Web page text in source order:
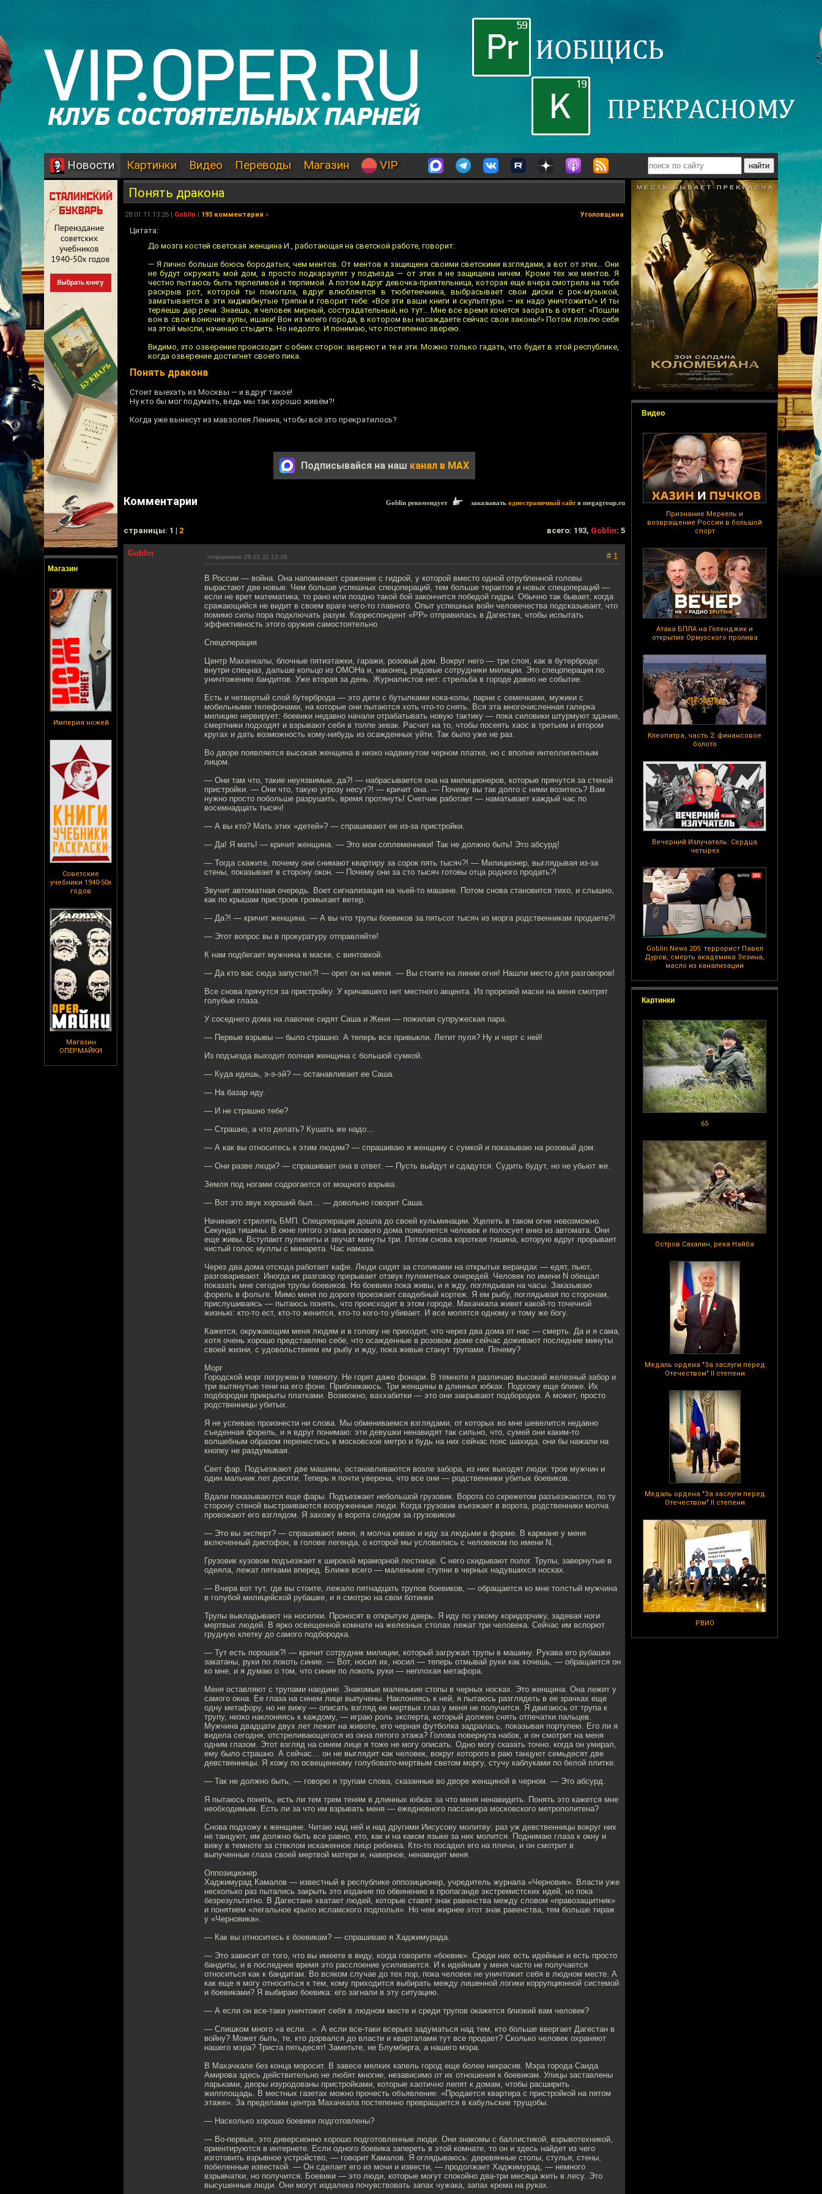
Новости Картинки Видео Переводы Магазин VIP
Магазин
Империя ножей
Советские
учебники 1940-50х
годов
Магазин
ОПЕРМАЙКИ
Видео
Признание Меркель и
возвращение России в большой
спорт
Атака БПЛА на Геленджик и
открытие Ормузского пролива
Клеопатра, часть 2: финансовое
болото
Вечерний Излучатель: Сердца
четырех
Goblin News 205: террорист Павел
Дуров, смерть академика Зезина,
масло из канализации
Картинки
65
Остров Сахалин, река Найба
Медаль ордена "За заслуги перед
Отечеством" II степени
Медаль ордена "За заслуги перед
Отечеством" II степени
РВИО
Понять дракона
28.01.11 13:26 | Goblin | 193 комментария » Уголовщина
Цитата:
До мозга костей светская женщина И., работающая на светской работе, говорит:
— Я лично больше боюсь бородатых, чем ментов. От ментов я защищена своими светскими взглядами, а вот от этих… Они
не будут окружать мой дом, а просто подкараулят у подъезда — от этих я не защищена ничем. Кроме тех же ментов. Я
честно пытаюсь быть терпеливой и терпимой. А потом вдруг девочка-приятельница, которая еще вчера смотрела на тебя
раскрыв рот, которой ты помогала, вдруг влюбляется в тюбетеечника, выбрасывает свои диски с рок-музыкой,
заматывается в эти хиджабнутые тряпки и говорит тебе: «Все эти ваши книги и скульптуры — их надо уничтожить!» И ты
теряешь дар речи. Знаешь, я человек мирный, сострадательный, но тут... Мне все время хочется заорать в ответ: «Пошли
вон в свои вонючие аулы, ишаки! Вон из моего города, в котором вы насаждаете сейчас свои законы!» Потом ловлю себя
на этой мысли, начинаю стыдить. Но недолго. И понимаю, что постепенно зверею.
Видимо, это озверение происходит с обеих сторон: звереют и те и эти. Можно только гадать, что будет в этой республике,
когда озверение достигнет своего пика.
Понять дракона
Стоит выехать из Москвы — и вдруг такое!
Ну кто бы мог подумать, ведь мы так хорошо живём?!
Когда уже вынесут из мавзолея Ленина, чтобы всё это прекратилось?
Подписывайся на наш канал в MAX
Комментарии Goblin рекомендует заказывать одностраничный сайтв megagroup.ru
cтраницы: 1 | 2 всего: 193, Goblin: 5
Goblin отправлено 28.01.11 13:26 # 1
В России — война. Она напоминает сражение с гидрой, у которой вместо одной отрубленной головы
вырастают две новые. Чем больше успешных спецопераций, тем больше терактов и новых спецопераций —
если не врет математика, то рано или поздно такой бой закончится победой гидры. Обычно так бывает, когда
сражающийся не видит в своем враге чего-то главного. Опыт успешных войн человечества подсказывает, что
помимо силы пора подключать разум. Корреспондент «РР» отправилась в Дагестан, чтобы испытать
эффективность этого оружия самостоятельно
Спецоперация
Центр Махачкалы, блочные пятиэтажки, гаражи, розовый дом. Вокруг него — три слоя, как в бутерброде:
внутри спецназ, дальше кольцо из ОМОНа и, наконец, рядовые сотрудники милиции. Это спецоперация по
уничтожению бандитов. Уже вторая за день. Журналистов нет: стрельба в городе давно не событие.
Есть и четвертый слой бутерброда — это дети с бутылками кока-колы, парни с семечками, мужики с
мобильными телефонами, на которые они пытаются хоть что-то снять. Вся эта многочисленная галерка
милицию нервирует: боевики недавно начали отрабатывать новую тактику — пока силовики штурмуют здание,
смертники подходят и взрывают себя в толпе зевак. Расчет на то, чтобы посеять хаос в третьем и втором
кругах и дать возможность кому-нибудь из осажденных уйти. Так было уже не раз.
Во дворе появляется высокая женщина в низко надвинутом черном платке, но с вполне интеллигентным
лицом.
— Они там что, такие неуязвимые, да?! — набрасывается она на милиционеров, которые прячутся за стеной
пристройки. — Они что, такую угрозу несут?! — кричит она. — Почему вы так долго с ними возитесь? Вам
нужно просто побольше разрушить, время протянуть! Счетчик работает — наматывает каждый час по
восемнадцать тысяч!
— А вы кто? Мать этих «детей»? — спрашивают ее из-за пристройки.
— Да! Я мать! — кричит женщина. — Это мои соплеменники! Так не должно быть! Это абсурд!
— Тогда скажите, почему они снимают квартиру за сорок пять тысяч?! — Милиционер, выглядывая из-за
стены, показывает в сторону окон. — Почему они за сто тысяч готовы отца родного продать?!
Звучит автоматная очередь. Воет сигнализация на чьей-то машине. Потом снова становится тихо, и слышно,
как по крышам пристроек громыхает ветер.
— Да?! — кричит женщина. — А вы что трупы боевиков за пятьсот тысяч из морга родственникам продаете?!
— Этот вопрос вы в прокуратуру отправляйте!
К нам подбегает мужчина в маске, с винтовкой.
— Да кто вас сюда запустил?! — орет он на меня. — Вы стоите на линии огня! Нашли место для разговоров!
Все снова прячутся за пристройку. У кричавшего нет местного акцента. Из прорезей маски на меня смотрят
голубые глаза.
У соседнего дома на лавочке сидят Саша и Женя — пожилая супружеская пара.
— Первые взрывы — было страшно. А теперь все привыкли. Летит пуля? Ну и черт с ней!
Из подъезда выходит полная женщина с большой сумкой.
— Куда идешь, э-э-эй? — останавливает ее Саша.
— На базар иду.
— И не страшно тебе?
— Страшно, а что делать? Кушать же надо…
— А как вы относитесь к этим людям? — спрашиваю я женщину с сумкой и показываю на розовый дом.
— Они разве люди? — спрашивает она в ответ. — Пусть выйдут и сдадутся. Судить будут, но не убьют же.
Земля под ногами содрогается от мощного взрыва.
— Вот это звук хороший был… — довольно говорит Саша.
Начинают стрелять БМП. Спецоперация дошла до своей кульминации. Уцелеть в таком огне невозможно.
Секунда тишины. В окне пятого этажа розового дома появляется человек и полосует вниз из автомата. Они
еще живы. Вступают пулеметы и звучат минуты три. Потом снова короткая тишина, которую вдруг прорывает
чистый голос муллы с минарета. Час намаза.
Через два дома отсюда работает кафе. Люди сидят за столиками на открытых верандах — едят, пьют,
разговаривают. Иногда их разговор прерывает отзвук пулеметных очередей. Человек по имени N обещал
показать мне сегодня трупы боевиков. Но боевики пока живы, и я жду, поглядывая на часы. Заказываю
форель в фольге. Мимо меня по дороге проезжает свадебный кортеж. Я ем рыбу, поглядывая по сторонам,
прислушиваясь — пытаюсь понять, что происходит в этом городе. Махачкала живет какой-то точечной
жизнью: кто-то ест, кто-то женится, кто-то кого-то убивает. И все молятся одному и тому же богу.
Кажется, окружающим меня людям и в голову не приходит, что через два дома от нас — смерть. Да и я сама,
хотя очень хорошо представляю себе, что осажденные в розовом доме сейчас доживают последние минуты
своей жизни, с удовольствием ем рыбу и жду, пока живые станут трупами. Почему?
Морг
Городской морг погружен в темноту. Не горят даже фонари. В темноте я различаю высокий железный забор и
три вытянутые тени на его фоне. Приближаюсь. Три женщины в длинных юбках. Подхожу еще ближе. Их
подбородки прикрыты платками. Возможно, ваххабитки — это они закрывают подбородки. А может, просто
родственницы убитых.
Я не успеваю произнести ни слова. Мы обмениваемся взглядами, от которых во мне шевелится недавно
съеденная форель, и я вдруг понимаю: эти девушки ненавидят так сильно, что, сумей они каким-то
волшебным об­разом перенестись в московское метро и будь на них сейчас пояс шахида, они бы нажали на
кнопку не раздумывая.
Свет фар. Подъезжают две машины, останавливаются возле забора, из них выходят люди: трое мужчин и
один мальчик лет десяти. Теперь я почти уверена, что все они — родственники убитых боевиков.
Вдали показываются еще фары. Подъезжает небольшой грузовик. Ворота со скрежетом разъезжаются, по ту
сторону стеной выстраиваются вооруженные люди. Когда грузовик въезжает в ворота, родственники молча
провожают его взглядом. Я захожу в ворота следом за грузовиком.
— Это вы эксперт? — спрашивают меня, я молча киваю и иду за людьми в форме. В кармане у меня
включенный диктофон, в голове легенда, о которой мы условились с человеком по имени N.
Грузовик кузовом подъезжает к широкой мраморной лестнице. С него скидывают полог. Трупы, завернутые в
одеяла, лежат пятками вперед. Ближе всего — маленькие ступни в черных надувшихся носках.
— Вчера вот тут, где вы стоите, лежало пятнадцать трупов боевиков, — обращается ко мне толстый мужчина
в голубой милицейской рубашке, и я смотрю на свои ботинки.
Трупы выкладывают на носилки. Проносят в открытую дверь. Я иду по узкому коридорчику, задевая ноги
мертвых людей. В ярко освещенной комнате на железных столах лежат три человека. Сейчас им вспорют
грудную клетку до самого подбородка.
— Тут есть порошок?! — кричит сотрудник милиции, который загружал трупы в машину. Рукава его рубашки
закатаны, руки по локоть синие. — Вот, носил их, носил — теперь отмывай руки как хочешь, — обращается он
ко мне, и я думаю о том, что синие по локоть руки — неплохая метафора.
Меня оставляют с трупами наедине. Знакомые маленькие стопы в черных носках. Это женщина. Она лежит у
самого окна. Ее глаза на синем лице выпучены. Наклоняясь к ней, я пытаюсь разглядеть в ее зрачках еще
одну метафору, но не вижу — описать взгляд ее мертвых глаз у меня не получится. Я двигаюсь от трупа к
трупу, низко наклоняясь к каждому, — играю роль эксперта, который должен снять отпечатки пальцев.
Мужчина двадцати двух лет лежит на животе, его черная футболка задралась, показывая портупею. Его ли я
видела сегодня, отстреливающегося из окна пятого этажа? Голова повернута набок, и он смотрит на меня
одним глазом. Этот взгляд на синем лице я тоже не могу описать. Одно могу сказать точно: когда он умирал,
ему было страшно. А сейчас… он не выглядит как человек, вокруг которого в раю танцуют семьдесят две
девственницы. Я хожу по освещенному голубовато-мертвым светом моргу, стучу каблуками по белой плитке.
— Так не должно быть, — говорю я трупам слова, сказанные во дворе женщиной в черном. — Это абсурд.
Я пытаюсь понять, есть ли тем трем теням в длинных юбках за что меня ненавидеть. Понять это кажется мне
необходимым. Есть ли за что им взрывать меня — ежедневного пассажира московского метрополитена?
Снова подхожу к женщине. Читаю над ней и над другими Иисусову молитву: раз уж девственницы вокруг них
не танцуют, им должно быть все равно, кто, как и на каком языке за них молится. Поднимаю глаза к окну и
вижу в темноте за стеклом искаженное лицо ребенка. Кто-то посадил его на плечи, и он смотрит в
выпученные глаза своей мертвой матери и, наверное, ненавидит меня.
Оппозиционер
Хаджимурад Камалов — известный в республике оппозиционер, учредитель журнала «Черновик». Власти уже
несколько раз пытались закрыть это издание по обвинению в пропаганде экстремистских идей, но пока
безрезультатно. В Дагестане хватает людей, которые ставят знак равенства между словом «правозащитник»
и понятием «легальное крыло исламского подполья». Но чем жирнее этот знак равенства, тем больше тираж
у «Черновика».
— Как вы относитесь к боевикам? — спрашиваю я Хаджимурада.
— Это зависит от того, что вы имеете в виду, когда говорите «боевик». Среди них есть идейные и есть просто
бандиты, и в последнее время это расслоение усиливается. И к идейным у меня часто не получается
относиться как к бандитам. Во всяком случае до тех пор, пока человек не уничтожит себя в людном месте. А
как еще я могу относиться к тем, кому приходится выбирать между лишенной логики коррупционной системой
и боевиками? Я выбираю боевика: его загнали в эту ситуацию.
— А если он все-таки уничтожит себя в людном месте и среди трупов окажется близкий вам человек?
— Слишком много «а если…». А если все-таки всерьез задуматься над тем, кто больше ввергает Дагестан в
войну? Может быть, те, кто дорвался до власти и кварталами тут все продает? Сколько человек охраняют
нашего мэра? Триста пятьдесят! Заметьте, не Блумберга, а нашего мэра.
В Махачкале без конца моросит. В завесе мелких капель город еще более некрасив. Мэра города Саида
Амирова здесь действительно не любят многие, независимо от их отношения к боевикам. Улицы заставлены
ларьками, дворы изуродованы пристройками, которые хаотично лепят к домам, чтобы расширить
жилплощадь. В местных газетах можно прочесть объявление: «Продается квартира с пристройкой на пятом
этаже». За пределами центра Махачкала постепенно превращается в кабульские трущобы.
— Насколько хорошо боевики подготовлены?
— Во-первых, это диверсионно хорошо подготовленные люди. Они знакомы с баллистикой, взрывотехникой,
ориентируются в интернете. Если одного боевика запереть в этой комнате, то он и здесь найдет из чего
изготовить взрывное устройство, — говорит Камалов. Я оглядываюсь: деревянные столы, стулья, стены,
побеленные известкой. — Он сделает его из мочи и извести, — продолжает Хаджимурад, — немного
взрывчатки, но получится. Боевики — это люди, которые могут спокойно два-три месяца жить в лесу. Это
высушенные люди. Они могут издалека почувствовать запах чужака, запах крема на руках.